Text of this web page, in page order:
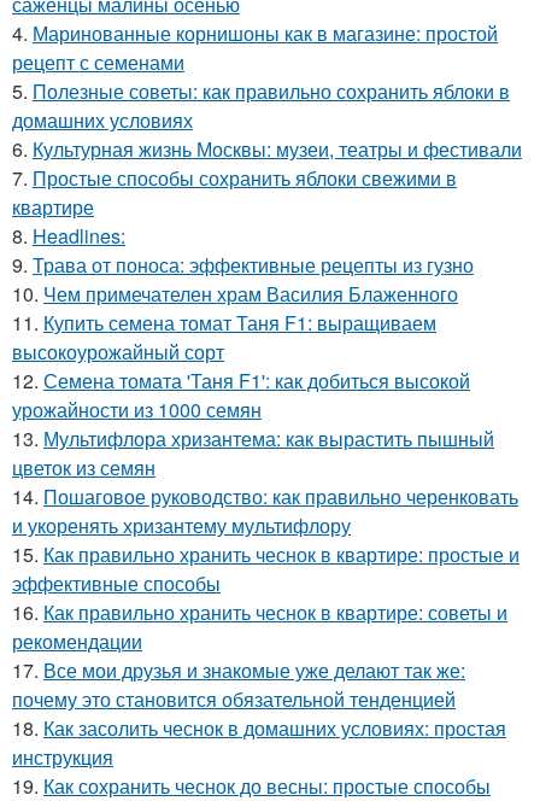
4. Маринованные корнишоны как в магазине: простой
рецепт с семенами
5. Полезные советы: как правильно сохранить яблоки в
домашних условиях
6. Культурная жизнь Москвы: музеи, театры и фестивали
7. Простые способы сохранить яблоки свежими в
квартире
8. Headlines:
9. Трава от поноса: эффективные рецепты из гузно
10. Чем примечателен храм Василия Блаженного
11. Купить семена томат Таня F1: выращиваем
высокоурожайный сорт
12. Семена томата 'Таня F1': как добиться высокой
урожайности из 1000 семян
13. Мультифлора хризантема: как вырастить пышный
цветок из семян
14. Пошаговое руководство: как правильно черенковать
и укоренять хризантему мультифлору
15. Как правильно хранить чеснок в квартире: простые и
эффективные способы
16. Как правильно хранить чеснок в квартире: советы и
рекомендации
17. Все мои друзья и знакомые уже делают так же:
почему это становится обязательной тенденцией
18. Как засолить чеснок в домашних условиях: простая
инструкция
19. Как сохранить чеснок до весны: простые способы